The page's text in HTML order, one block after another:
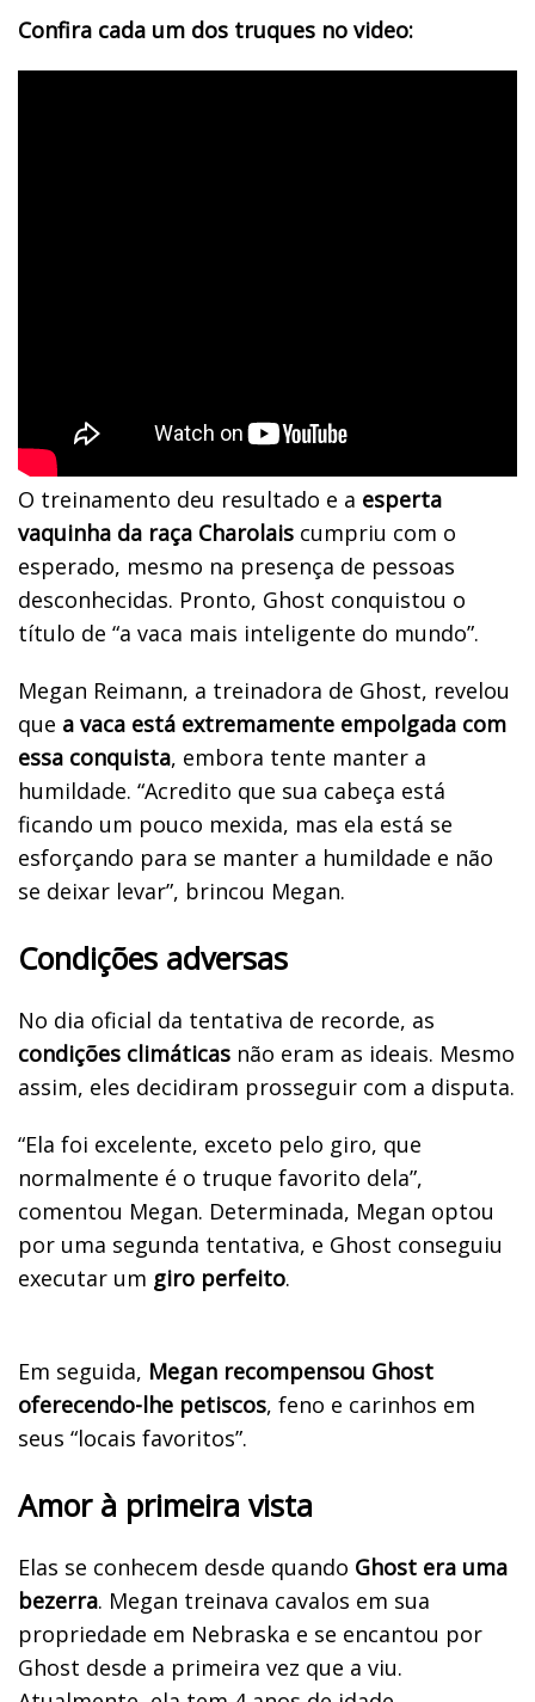
Confira cada um dos truques no video:
O treinamento deu resultado e a esperta
vaquinha da raça Charolais cumpriu com o
esperado, mesmo na presença de pessoas
desconhecidas. Pronto, Ghost conquistou o
título de “a vaca mais inteligente do mundo”.
Megan Reimann, a treinadora de Ghost, revelou
que a vaca está extremamente empolgada com
essa conquista, embora tente manter a
humildade. “Acredito que sua cabeça está
ficando um pouco mexida, mas ela está se
esforçando para se manter a humildade e não
se deixar levar”, brincou Megan.
Condições adversas
No dia oficial da tentativa de recorde, as
condições climáticas não eram as ideais. Mesmo
assim, eles decidiram prosseguir com a disputa.
“Ela foi excelente, exceto pelo giro, que
normalmente é o truque favorito dela”,
comentou Megan. Determinada, Megan optou
por uma segunda tentativa, e Ghost conseguiu
executar um giro perfeito.
Em seguida, Megan recompensou Ghost
oferecendo-lhe petiscos, feno e carinhos em
seus “locais favoritos”.
Amor à primeira vista
Elas se conhecem desde quando Ghost era uma
bezerra. Megan treinava cavalos em sua
propriedade em Nebraska e se encantou por
Ghost desde a primeira vez que a viu.